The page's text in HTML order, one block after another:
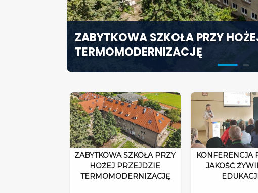
ZABYTKOWA SZKOŁA PRZY
TERMOMODERNIZACJĘ
KONFERENCJA PT. „NOWA
ODPOWIEDZIALNOŚĆ
ROZPORZĄDZENIA 2026”
SZCZECIN ROZWIJA EDUKACJĘ
SPECJALISTYCZNE CENTRUM
ZABYTKOWA SZKOŁA PRZY
HOŻEJ PRZEJDZIE
TERMOMODERNIZACJĘ
KONFERENCJA
JAKOŚĆ